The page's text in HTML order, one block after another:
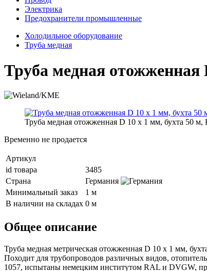
Электрика
Предохранители промышленные
Холодильное оборудование
Труба медная
Труба медная
Труба медная отожженная D 10 x 1 мм, бухта 50 м,
Временно не продается
Артикул
id товара
3485
Страна
Германия
Минимальный заказ
1 м
В наличии на складах 0 м
Общее описание
Труба медная метрическая отожженная D 10 х 1 мм,
Походит для трубопроводов различных видов,
1057, испытаны немецким институтом RAL и DVGW,